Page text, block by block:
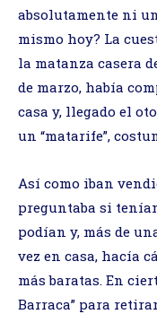
absolutamente ni
mismo hoy? La
la matanza casera
de marzo, había
casa y, llegado el
un “matarife”,
Así como iban
preguntaba si
podían y, más de
vez en casa, hacía
más baratas. En
Barraca” para